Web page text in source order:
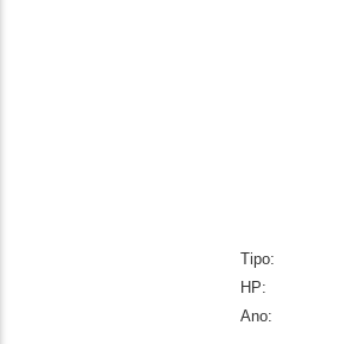
Tipo:
HP:
Ano: